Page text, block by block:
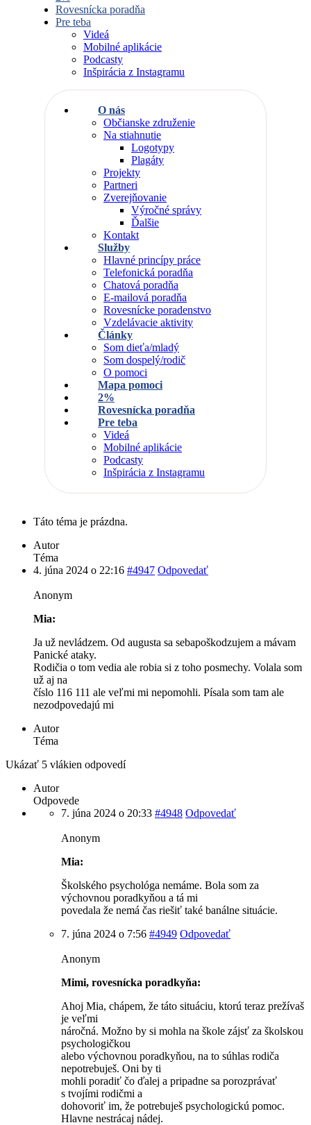
Rovesnícka poradňa
Pre teba
Videá
Mobilné aplikácie
Podcasty
Inšpirácia z Instagramu
O nás
Občianske združenie
Na stiahnutie
Logotypy
Plagáty
Projekty
Partneri
Zverejňovanie
Výročné správy
Ďalšie
Kontakt
Služby
Hlavné princípy práce
Telefonická poradňa
Chatová poradňa
E-mailová poradňa
Rovesnícke poradenstvo
Vzdelávacie aktivity
Články
Som dieťa/mladý
Som dospelý/rodič
O pomoci
Mapa pomoci
2%
Rovesnícka poradňa
Pre teba
Videá
Mobilné aplikácie
Podcasty
Inšpirácia z Instagramu
Táto téma je prázdna.
Autor
Téma
4. júna 2024 o 22:16 #4947 Odpovedať
Anonym
Mia:
Ja už nevládzem. Od augusta sa sebapoškodzujem a mávam
Panické ataky.
Rodičia o tom vedia ale robia si z toho posmechy. Volala som
už aj na
číslo 116 111 ale veľmi mi nepomohli. Písala som tam ale
nezodpovedajú mi
Autor
Téma
Ukázať 5 vlákien odpovedí
Autor
Odpovede
7. júna 2024 o 20:33 #4948 Odpovedať
Anonym
Mia:
Školského psychológa nemáme. Bola som za
výchovnou poradkyňou a tá mi
povedala že nemá čas riešiť také banálne situácie.
7. júna 2024 o 7:56 #4949 Odpovedať
Anonym
Mimi, rovesnícka poradkyňa:
Ahoj Mia, chápem, že táto situáciu, ktorú teraz prežívaš
je veľmi
náročná. Možno by si mohla na škole zájsť za školskou
psychologičkou
alebo výchovnou poradkyňou, na to súhlas rodiča
nepotrebuješ. Oni by ti
mohli poradiť čo ďalej a pripadne sa porozprávať
s tvojími rodičmi a
dohovoriť im, že potrebuješ psychologickú pomoc.
Hlavne nestrácaj nádej.